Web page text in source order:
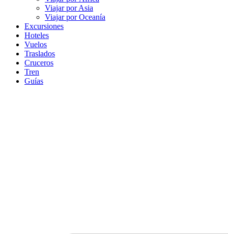
Viajar por Asia
Viajar por Oceanía
Excursiones
Hoteles
Vuelos
Traslados
Cruceros
Tren
Guías